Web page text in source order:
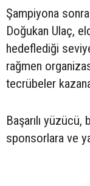
Şampiyona
Doğukan Ulaç,
hedeflediği
rağmen
tecrübeler
Başarılı
sponsorlara ve